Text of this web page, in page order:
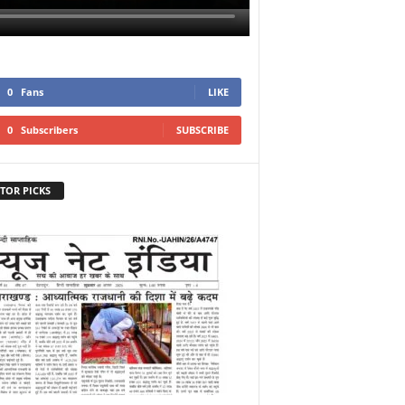
0 Fans LIKE
0 Subscribers SUBSCRIBE
PICKS